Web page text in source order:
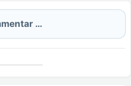
…